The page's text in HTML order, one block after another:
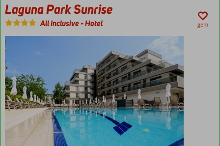
Laguna Park Sunrise
All Inclusive-Hotel gem